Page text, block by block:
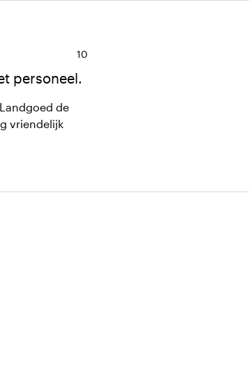
personeel.
Gemiddelde beoordeling van 10 uit 10
10
de
vriendelijk